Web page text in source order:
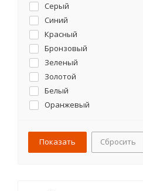
Серый
Синий
Красный
Бронзовый
Зеленый
Золотой
Белый
Оранжевый
Тиффани
Фиолетовый
Сбросить